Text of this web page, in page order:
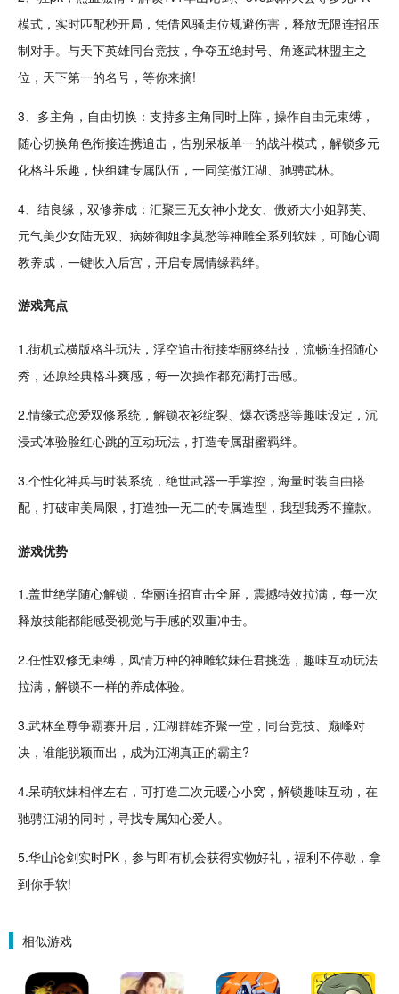
模式，实时匹配秒开局，凭借风骚走位规避伤害，释放无限连招压
制对手。与天下英雄同台竞技 ，争夺五绝封号、角逐武林盟主之
位，天下第一的名号，等你来摘!
3、多主角， 自由切换：支持多主角同时上阵，操作自由无束缚，
随心切换角色衔接连携追击，告别呆板单一的战斗模式，解锁多元
化格斗乐趣，快组建专属队伍，一同笑傲江湖、驰骋武林。
4、结良缘，双修养成 ：汇聚三无女神小龙女、傲娇大小姐郭芙、
元气美少女陆无双、 病娇御姐李莫愁等神雕全系列软妹，可随心调
教养成，一键收入 后宫 ，开启专属情缘羁绊。
游戏亮点
1.街机式横版格斗玩法，浮空追击衔接华丽终结技，流畅连招随心
秀，还原经典格斗爽感，每一次操作都充满打击感。
2.情缘式恋爱双修系统，解锁衣衫绽裂、爆衣诱惑等趣味设定， 沉
浸式体验脸红心跳的互动玩法，打造专属甜蜜羁绊。
3.个性化神兵与时装系统，绝世武器一手掌控，海量时装自由搭
配，打破审美局限，打造独一无二的专属造型，我型我秀不撞款。
游戏优势
1.盖世绝学随心解锁，华丽连招直击全屏，震撼特效拉满，每一次
释放技能都能感受视觉与手感的双重冲击。
2.任性双修无束缚，风情万种的神雕软妹任君挑选，趣味互动玩法
拉满，解锁不一样的养成体验。
3.武林至尊争霸赛开启，江湖群雄齐聚一堂，同台竞技、巅峰对
决 ，谁能脱颖而出，成为江湖真正的霸主?
4.呆萌软妹相伴左右，可打造二次元暖心小窝，解锁趣味互动，在
驰骋江湖的同时，寻找专属知心爱人。
5.华山论剑实时PK，参与即有机会获得实物好礼， 福利不停歇，拿
到你手软!
相似游戏